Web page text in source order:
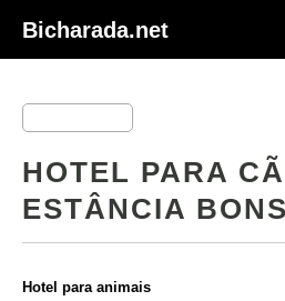
Bicharada.net
HOTEL PARA
ESTÂNCIA
Hotel para animais